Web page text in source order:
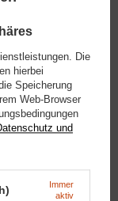
25,58 €
2200PKT
Auf die vergleichsliste
Die
hierbei
Speicherung
Web-Browser
und
Immer
aktiv